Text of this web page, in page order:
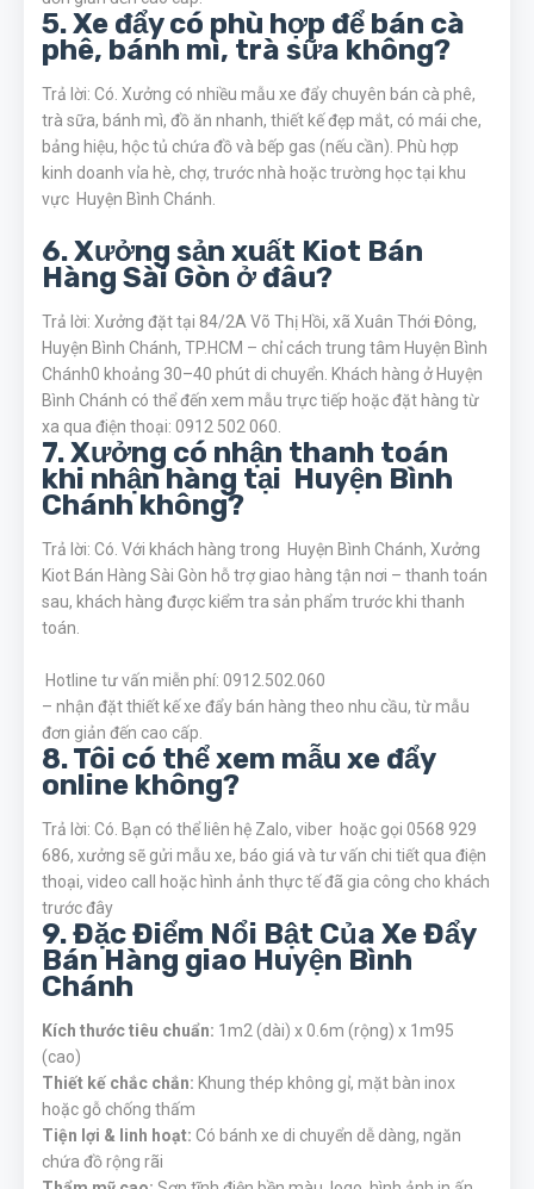
5. Xe đẩy có phù hợp để bán cà
phê, bánh mì, trà sữa không?
Trả lời: Có. Xưởng có nhiều mẫu xe đẩy chuyên bán cà phê,
trà sữa, bánh mì, đồ ăn nhanh, thiết kế đẹp mắt, có mái che,
bảng hiệu, hộc tủ chứa đồ và bếp gas (nếu cần). Phù hợp
kinh doanh vỉa hè, chợ, trước nhà hoặc trường học tại khu
vực Huyện Bình Chánh.
6. Xưởng sản xuất Kiot Bán
Hàng Sài Gòn ở đâu?
Trả lời: Xưởng đặt tại 84/2A Võ Thị Hồi, xã Xuân Thới Đông,
Huyện Bình Chánh, TP.HCM – chỉ cách trung tâm Huyện Bình
Chánh0 khoảng 30–40 phút di chuyển. Khách hàng ở Huyện
Bình Chánh có thể đến xem mẫu trực tiếp hoặc đặt hàng từ
xa qua điện thoại: 0912 502 060.
7. Xưởng có nhận thanh toán
khi nhận hàng tại Huyện Bình
Chánh không?
Trả lời: Có. Với khách hàng trong Huyện Bình Chánh, Xưởng
Kiot Bán Hàng Sài Gòn hỗ trợ giao hàng tận nơi – thanh toán
sau, khách hàng được kiểm tra sản phẩm trước khi thanh
toán.
Hotline tư vấn miễn phí: 0912.502.060
– nhận đặt thiết kế xe đẩy bán hàng theo nhu cầu, từ mẫu
đơn giản đến cao cấp.
8. Tôi có thể xem mẫu xe đẩy
online không?
Trả lời: Có. Bạn có thể liên hệ Zalo, viber hoặc gọi 0568 929
686, xưởng sẽ gửi mẫu xe, báo giá và tư vấn chi tiết qua điện
thoại, video call hoặc hình ảnh thực tế đã gia công cho khách
trước đây
9. Đặc Điểm Nổi Bật Của Xe Đẩy
Bán Hàng giao Huyện Bình
Chánh
Kích thước tiêu chuẩn: 1m2 (dài) x 0.6m (rộng) x 1m95
(cao)
Thiết kế chắc chắn: Khung thép không gỉ, mặt bàn inox
hoặc gỗ chống thấm
Tiện lợi & linh hoạt: Có bánh xe di chuyển dễ dàng, ngăn
chứa đồ rộng rãi